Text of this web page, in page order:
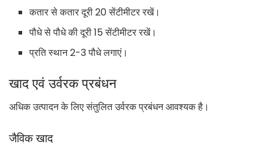
कतार से कतार दूरी 20 सेंटीमीटर रखें।
पौधे से पौधे की दूरी 15 सेंटीमीटर रखें।
प्रति स्थान 2-3 पौधे लगाएं।
खाद एवं उर्वरक प्रबंधन
अधिक उत्पादन के लिए संतुलित उर्वरक प्रबंधन आवश्यक है।
जैविक खाद